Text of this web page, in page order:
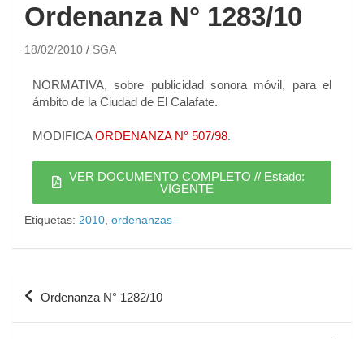
Ordenanza N° 1283/10
18/02/2010 SGA
NORMATIVA, sobre publicidad sonora móvil, para el
ámbito de la Ciudad de El Calafate.
MODIFICAORDENANZA N° 507/98.
VER DOCUMENTO COMPLETO // Estado:
VIGENTE
Etiquetas: 2010 ordenanzas
Ordenanza N° 1282/10